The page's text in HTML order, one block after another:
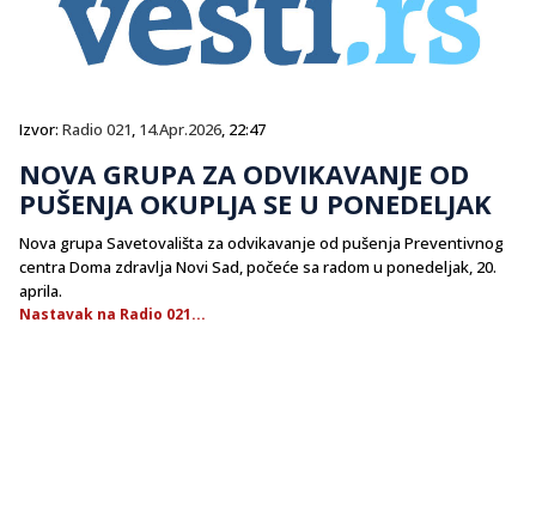
Izvor: Radio 021, 14.Apr.2026, 22:47
NOVA GRUPA ZA ODVIKAVANJE OD
PUŠENJA OKUPLJA SE U PONEDELJAK
Nova grupa Savetovališta za odvikavanje od pušenja Preventivnog
centra Doma zdravlja Novi Sad, počeće sa radom u ponedeljak, 20.
aprila.
Nastavak na Radio 021...